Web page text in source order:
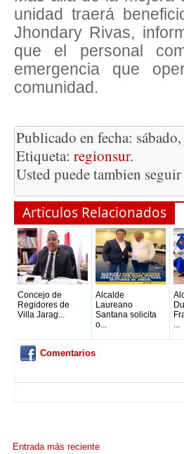
unidad traerá
Jhondary Rivas,
que el personal
emergencia que
comunidad.
Publicado en fecha:
Etiqueta: regionsur.
Usted puede tambien
Articulos Relacionados
Concejo de
Regidores de
Villa Jarag...
Alcalde
Laureano
Santana solicita
o...
...
Comentarios
Entrada más reciente